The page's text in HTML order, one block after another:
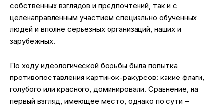
собственных взглядов и предпочтений, так и с
целенаправленным участием специально обученных
людей и вполне серьезных организаций, наших и
зарубежных.
По ходу идеологической борьбы была попытка
противопоставления картинок-ракурсов: какие флаги,
голубого или красного, доминировали. Сравнение, на
первый взгляд, имеющее место, однако по сути –